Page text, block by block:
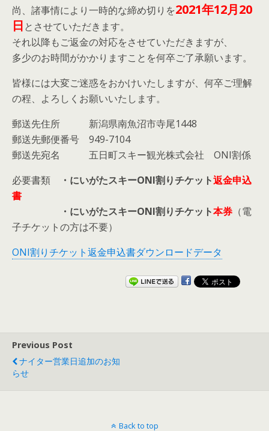
尚、諸事情により一時的な締め切りを2021年12月20
日とさせていただきます。
それ以降もご返金の対応をさせていただきますが、
多少のお時間がかかりますことを何卒ご了承願います。
皆様には大変ご迷惑をおかけいたしますが、何卒ご理解
の程、よろしくお願いいたします。
郵送先住所 新潟県南魚沼市寺尾1448
郵送先郵便番号 949-7104
郵送先宛名 五日町スキー観光株式会社 ONI割係
必要書類
・にいがたスキーONI割りチケット返金申込
書
・にいがたスキーONI割りチケット本券 （電
子チケットの方は不要）
ONI割りチケット返金申込書ダウンロードデータ
Previous Post
ナイター営業日追加のお知
らせ
Back to top